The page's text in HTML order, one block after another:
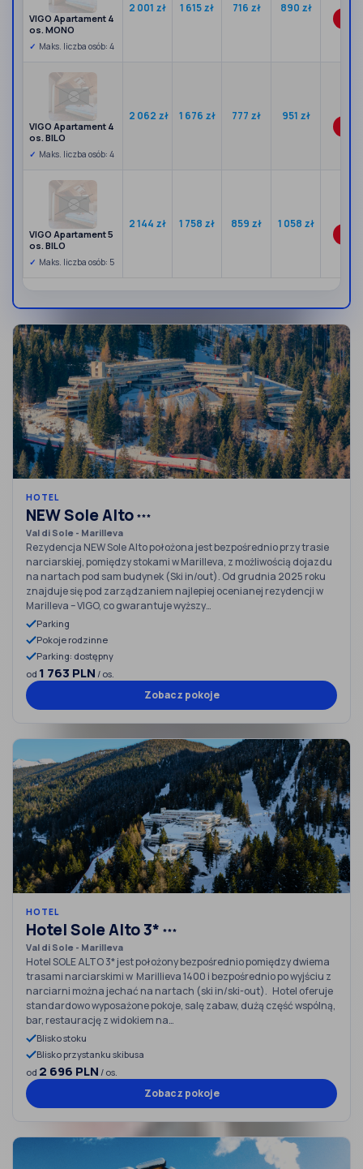
VIGO Apartament 4
os. MONO
Maks. liczba osób: 4
2 001 zł 1 615 zł 716 zł 890 zł
VIGO Apartament 4
os. BILO
Maks. liczba osób: 4
2 062 zł 1 676 zł 777 zł 951 zł
VIGO Apartament 5
os. BILO
Maks. liczba osób: 5
2 144 zł 1 758 zł 859 zł 1 058 zł
HOTEL
NEW Sole Alto ***
Val di Sole - Marilleva
Rezydencja NEW Sole Alto położona jest bezpośrednio przy trasie
narciarskiej, pomiędzy stokami w Marilleva, z możliwością dojazdu
na nartach pod sam budynek (Ski in/out). Od grudnia 2025 roku
znajduje się pod zarządzaniem najlepiej ocenianej rezydencji w
Marilleva – VIGO, co gwarantuje wyższy…
Parking
Pokoje rodzinne
Parking: dostępny
od 1 763 PLN / os.
Zobacz pokoje
HOTEL
Hotel Sole Alto 3* ***
Val di Sole - Marilleva
Hotel SOLE ALTO 3* jest położony bezpośrednio pomiędzy dwiema
trasami narciarskimi w Marillieva 1400 i bezpośrednio po wyjściu z
narciarni można jechać na nartach (ski in/ski-out). Hotel oferuje
standardowo wyposażone pokoje, salę zabaw, dużą część wspólną,
bar, restaurację z widokiem na…
Blisko stoku
Blisko przystanku skibusa
od 2 696 PLN / os.
Zobacz pokoje